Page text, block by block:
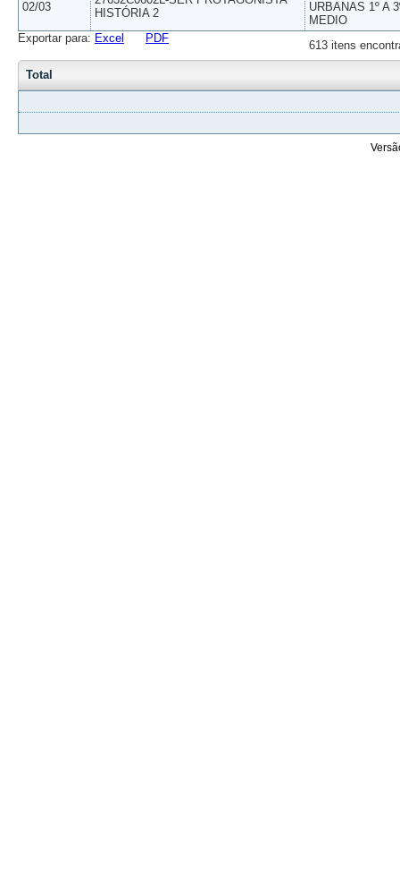
02/03
HISTÓRIA 2
URBANAS 1º A
MEDIO
613 itens
Exportar para: Excel PDF
Total